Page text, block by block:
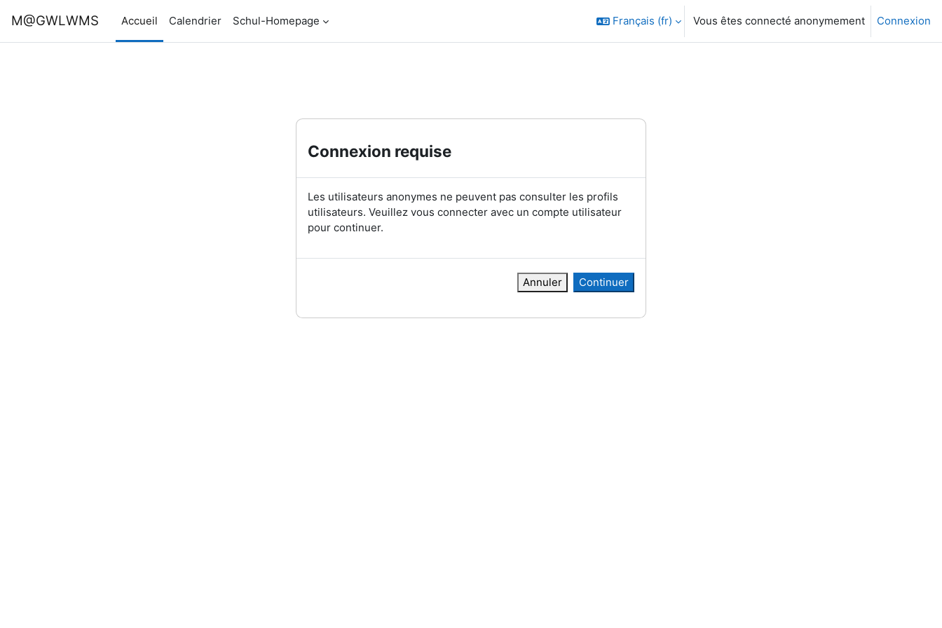
M@GWLWMS Accueil Calendrier Schul-Homepage Français ‎(fr)‎ Vous êtes connecté anonymement Connexion
Connexion requise
Les utilisateurs anonymes ne peuvent pas consulter les profils
utilisateurs. Veuillez vous connecter avec un compte utilisateur
pour continuer.
Annuler Continuer